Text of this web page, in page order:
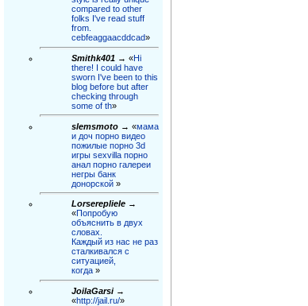
compared to other
folks I've read stuff
from.
cebfeaggaacddcad»
Smithk401 → «Hi
there! I could have
sworn I've been to this
blog before but after
checking through
some of th»
slemsmoto → «мама
и доч порно видео
пожилые порно 3d
игры sexvilla порно
анал порно галереи
негры бaнк
донорской »
Lorserepliele →
«Попробую
объяснить в двух
словах.
Каждый из нас не раз
сталкивался с
ситуацией,
когда »
JoilaGarsi→
«http://jail.ru/»